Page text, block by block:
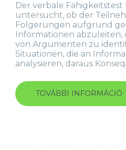
Der verbale Fähigkeitstest
untersucht, ob der
Folgerungen aufgrund
Informationen abzuleiten,
von Argumenten zu
Situationen, die an
analysieren, daraus
TOVÁBBI INFORMÁCIÓ